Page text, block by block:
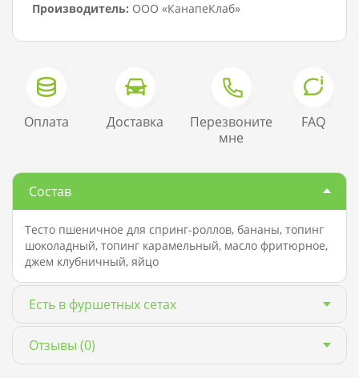
Производитель: ООО «КанапеКлаб»
Состав
Тесто пшеничное для спринг-роллов, бананы, топинг
шоколадный, топинг карамельный, масло фритюрное,
джем клубничный, яйцо
Есть в фуршетных сетах
Отзывы (0)
Оплата Доставка
Перезвоните
мне
FAQ